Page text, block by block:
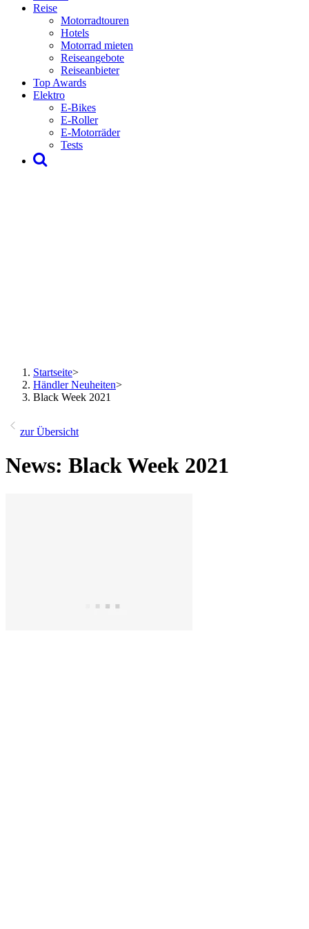
Reise
Motorradtouren
Hotels
Motorrad mieten
Reiseangebote
Reiseanbieter
Top Awards
Elektro
E-Bikes
E-Roller
E-Motorräder
Tests
Startseite>
Händler Neuheiten>
Black Week 2021
zur Übersicht
News: Black Week 2021